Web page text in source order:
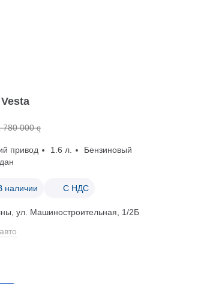
780 000 q
привод 1.6 л.
Бензиновый
наличии С НДС
ул. Машиностроительная, 1/2Б